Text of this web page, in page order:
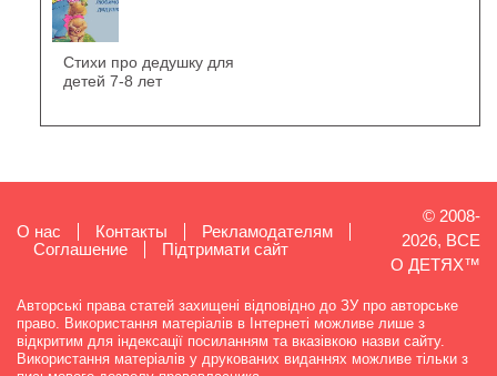
Стихи про дедушку для
детей 7-8 лет
О нас Контакты
Рекламодателям
Cоглашение
Підтримати сайт
© 2008-
2026, ВСЕ
О ДЕТЯХ™
Авторські права статей захищені відповідно до ЗУ про авторське
право. Використання матеріалів в Інтернеті можливе лише з
відкритим для індексації посиланням та вказівкою назви сайту.
Використання матеріалів у друкованих виданнях можливе тільки з